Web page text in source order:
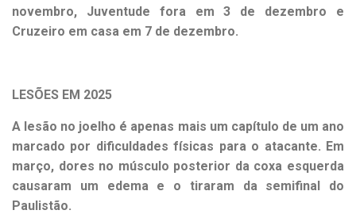
novembro, Juventude fora em 3 de dezembro e
Cruzeiro em casa em 7 de dezembro.
LESÕES EM 2025
A lesão no joelho é apenas mais um capítulo de um ano
marcado por dificuldades físicas para o atacante. Em
março, dores no músculo posterior da coxa esquerda
causaram um edema e o tiraram da semifinal do
Paulistão.